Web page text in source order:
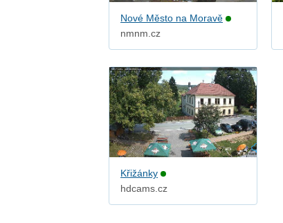
Nové Město na Moravě
nmnm.cz
Křižánky
hdcams.cz